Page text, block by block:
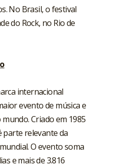
No Brasil, o festival
do Rock, no Rio de
internacional
evento de música e
Criado em 1985
parte relevante da
O evento soma
e mais de 3.816